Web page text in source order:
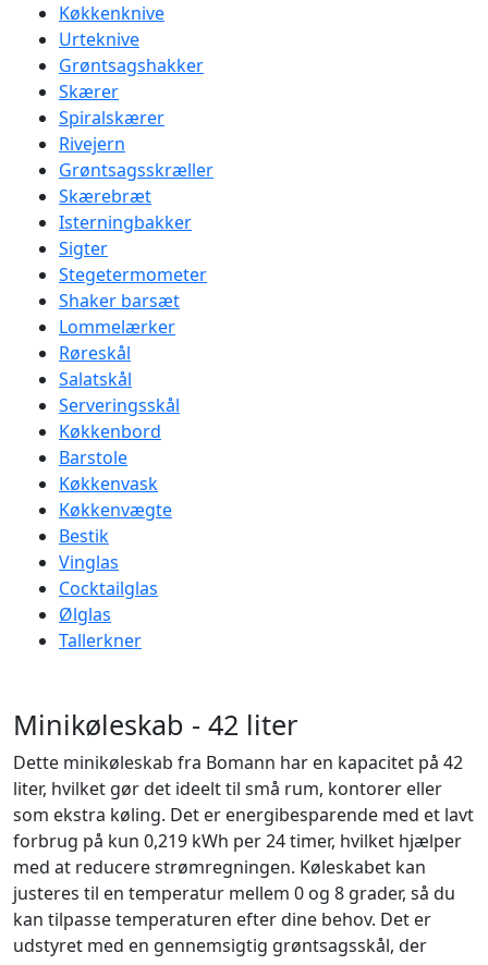
Køkkenknive
Urteknive
Grøntsagshakker
Skærer
Spiralskærer
Rivejern
Grøntsagsskræller
Skærebræt
Isterningbakker
Sigter
Stegetermometer
Shaker barsæt
Lommelærker
Røreskål
Salatskål
Serveringsskål
Køkkenbord
Barstole
Køkkenvask
Køkkenvægte
Bestik
Vinglas
Cocktailglas
Ølglas
Tallerkner
Minikøleskab - 42 liter
Dette minikøleskab fra Bomann har en kapacitet på 42
liter, hvilket gør det ideelt til små rum, kontorer eller
som ekstra køling. Det er energibesparende med et lavt
forbrug på kun 0,219 kWh per 24 timer, hvilket hjælper
med at reducere strømregningen. Køleskabet kan
justeres til en temperatur mellem 0 og 8 grader, så du
kan tilpasse temperaturen efter dine behov. Det er
udstyret med en gennemsigtig grøntsagsskål, der